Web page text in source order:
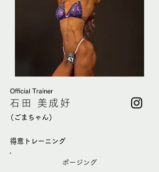
Official Trainer
石田 美成好
（ごまちゃん）
得意トレーニング
ポージング